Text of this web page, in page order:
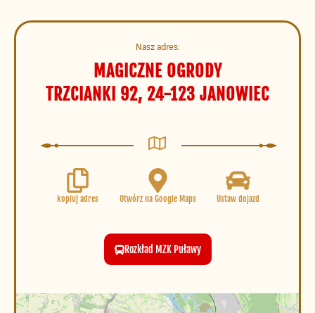
Nasz adres:
MAGICZNE OGRODY
TRZCIANKI 92, 24-123 JANOWIEC
kopiuj adres Otwórz na Google Maps Ustaw dojazd
Rozkład MZK Puławy